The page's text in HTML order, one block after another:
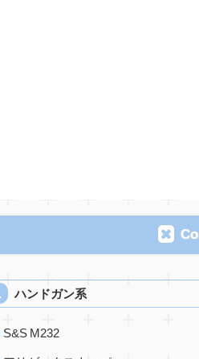
ハンドガン系
S&S M232